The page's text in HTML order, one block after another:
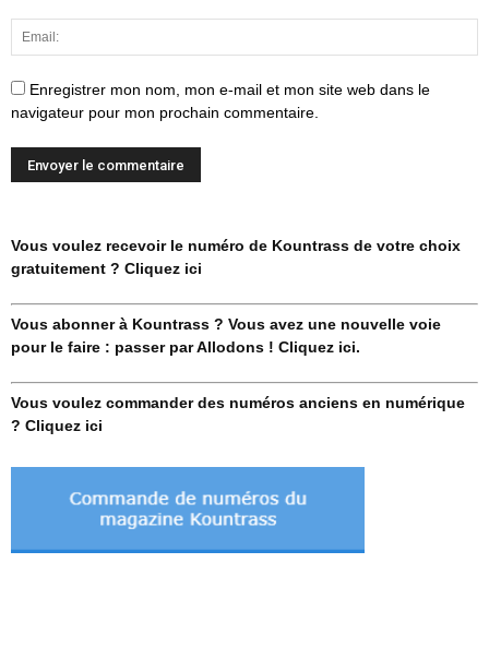
Enregistrer mon nom, mon e-mail et mon site web dans le
navigateur pour mon prochain commentaire.
Vous voulez recevoir le numéro de Kountrass de votre choix
gratuitement ? Cliquez ici
Vous abonner à Kountrass ? Vous avez une nouvelle voie
pour le faire : passer par Allodons ! Cliquez ici.
Vous voulez commander des numéros anciens en numérique
? Cliquez ici